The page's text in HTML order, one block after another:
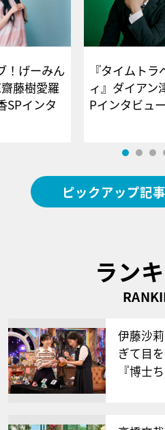
！げーみん
藤樹愛羅
SPインタ
『タイムト
ィ』ダイアン
Pインタ
ピックアップ記
ラン
伊藤沙
ぎて目
『博士